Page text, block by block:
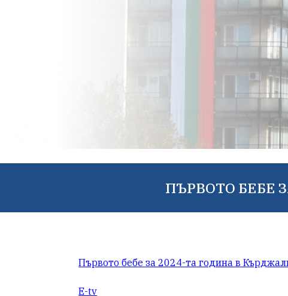
ПЪРВОТО БЕБЕ
Първото бебе за 2024-та година в
Е-tv